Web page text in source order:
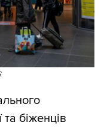
та біженців